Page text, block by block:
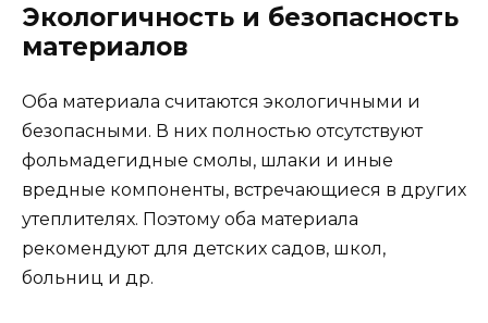
Экологичность и безопасность
материалов
Оба материала считаются экологичными и
безопасными. В них полностью отсутствуют
фольмадегидные смолы, шлаки и иные
вредные компоненты, встречающиеся в других
утеплителях. Поэтому оба материала
рекомендуют для детских садов, школ,
больниц и др.